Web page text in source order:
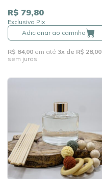
R$ 79,80
Exclusivo Pix
Adicionar ao carrinho
R$ 84,00 em até 3x de R$ 28,00
sem juros